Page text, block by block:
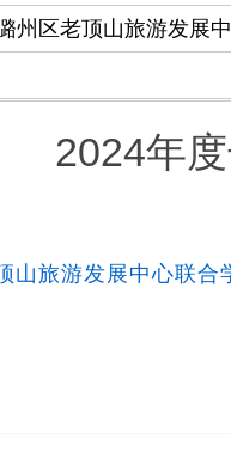
州区老顶山旅游发展
2024年
山旅游发展中心联合